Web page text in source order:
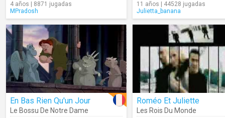
4 años | 8871 jugadas
MPradosh
11 años | 44528 jugadas
Julietta_banana
En Bas Rien Qu'un Jour
Le Bossu De Notre Dame
Roméo Et Juliette
Les Rois Du Monde